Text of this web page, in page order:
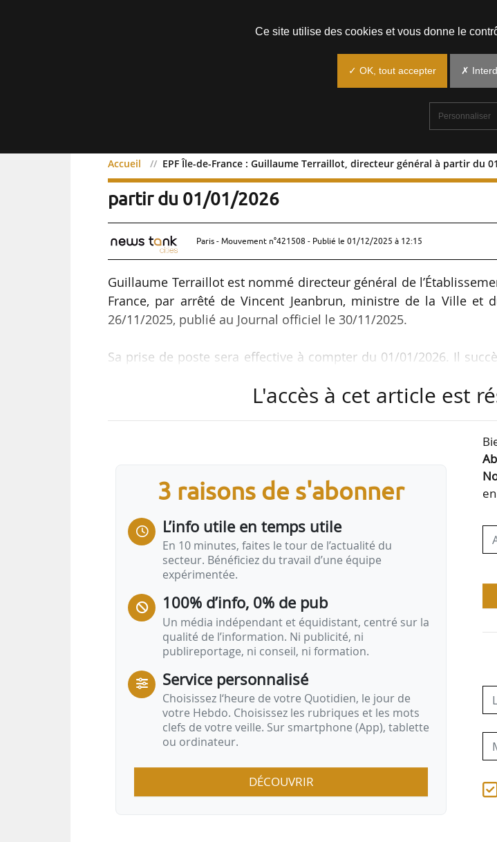
Accueil EPF Île-de-France : Guillaume Terraillot, directeur général à partir du
EPF Île-de-France : Guillaume Terraillot,
partir du 01/01/2026
Paris - Mouvement n°421508 - Publié le 01/12/2025 à 12:15
Guillaume Terraillot est nommé directeur général de
France, par arrêté de Vincent Jeanbrun, ministre de la Ville et
26/11/2025, publié au Journal officiel le 30/11/2025.
Sa prise de poste sera effective à compter du 01/01/2026. Il
charge de l’aménagement du réseau routier national au ministère
à 2013. Il a également été chef du service en charge de
et de la prospective à la direction départementale des
L'accès à cet article est
3 raisons de s'abonner
L’info utile en temps utile
En 10 minutes, faites le tour de l’actualité du
secteur. Bénéficiez du travail d’une équipe
expérimentée.
100% d’info, 0% de pub
Un média indépendant et équidistant, centré sur la
qualité de l’information. Ni publicité, ni
publireportage, ni conseil, ni formation.
Service personnalisé
Choisissez l‘heure de votre Quotidien, le jour de
votre Hebdo. Choisissez les rubriques et les mots
clefs de votre veille. Sur smartphone (App), tablette
ou ordinateur.
DÉCOUVRIR
Ce site utilise des cookies et vous donne le
✓ OK, tout accepter ✗
Personnaliser